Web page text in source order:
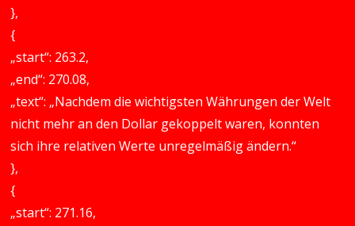
},
{
„start“: 263.2,
„end“: 270.08,
„text“: „Nachdem die wichtigsten Währungen der Welt
nicht mehr an den Dollar gekoppelt waren, konnten
sich ihre relativen Werte unregelmäßig ändern.“
},
{
„start“: 271.16,